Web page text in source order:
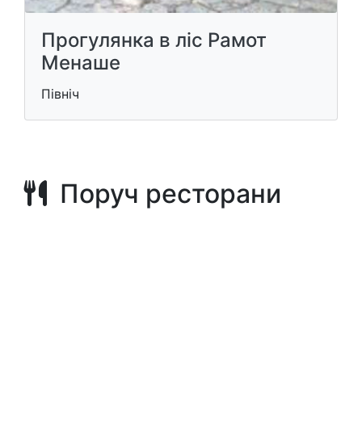
Прогулянка в ліс Рамот
Менаше
Північ
Поруч ресторани